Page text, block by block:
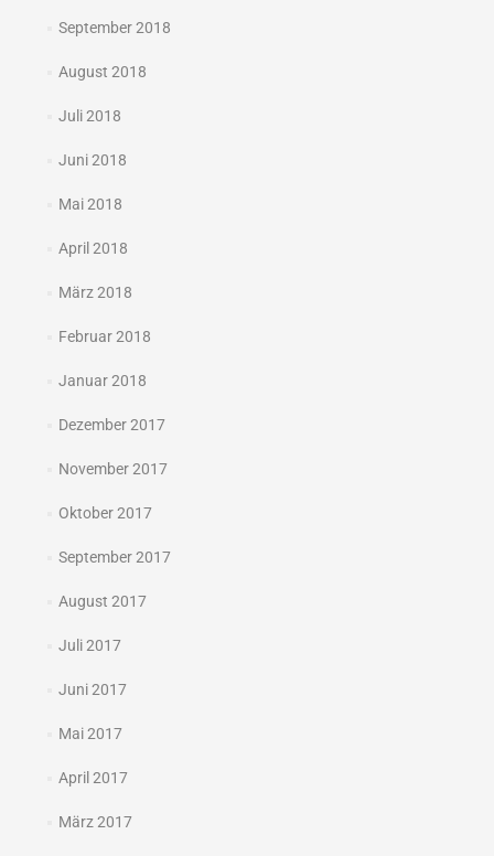
September 2018
August 2018
Juli 2018
Juni 2018
Mai 2018
April 2018
März 2018
Februar 2018
Januar 2018
Dezember 2017
November 2017
Oktober 2017
September 2017
August 2017
Juli 2017
Juni 2017
Mai 2017
April 2017
März 2017